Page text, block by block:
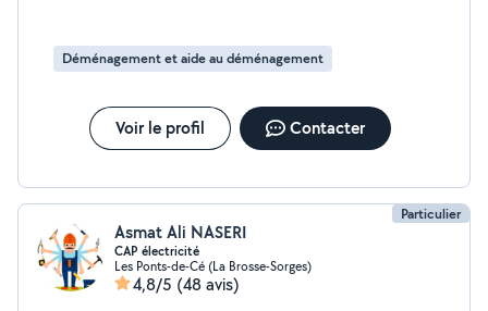
Déménagement et aide au déménagement
Voir le profil Contacter
Particulier
Asmat Ali NASERI
CAP électricité
Les Ponts-de-Cé (La Brosse-Sorges)
4,8/5 (48 avis)